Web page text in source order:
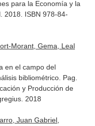
para la Economía y la
2018. ISBN 978-84-
Morant, Gema, Leal
en el campo del
bibliométrico. Pag.
y Producción de
2018
Juan Gabriel,